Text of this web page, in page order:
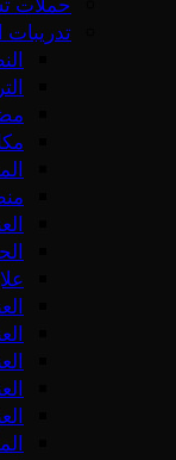
تدريبات